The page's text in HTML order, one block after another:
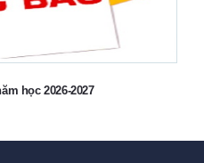
học 2026-2027